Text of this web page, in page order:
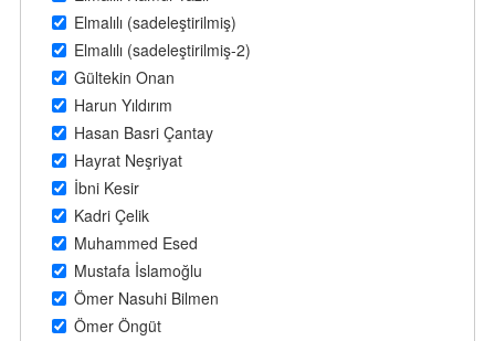
Elmalılı (sadeleştirilmiş)
Elmalılı (sadeleştirilmiş-2)
Gültekin Onan
Harun Yıldırım
Hasan Basri Çantay
Hayrat Neşriyat
İbni Kesir
Kadri Çelik
Muhammed Esed
Mustafa İslamoğlu
Ömer Nasuhi Bilmen
Ömer Öngüt